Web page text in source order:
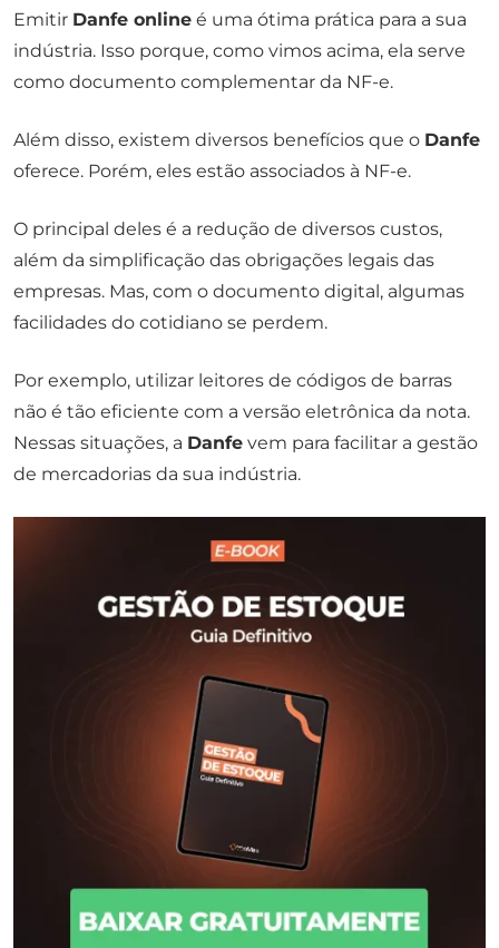
Emitir Danfe online é uma ótima prática para a sua
indústria. Isso porque, como vimos acima, ela serve
como documento complementar da NF-e.
Além disso, existem diversos benefícios que o Danfe
oferece. Porém, eles estão associados à NF-e.
O principal deles é a redução de diversos custos,
além da simplificação das obrigações legais das
empresas. Mas, com o documento digital, algumas
facilidades do cotidiano se perdem.
Por exemplo, utilizar leitores de códigos de barras
não é tão eficiente com a versão eletrônica da nota.
Nessas situações, a Danfe vem para facilitar a gestão
de mercadorias da sua indústria.